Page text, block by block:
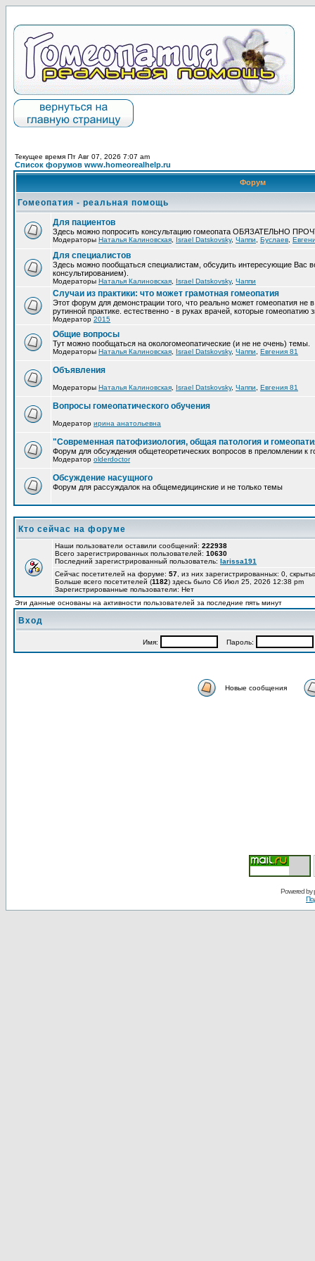
Текущее время Пт Авг 07, 2026 7:07 am
Список форумов www.homeorealhelp.ru
Форум
Гомеопатия - реальная помощь
Для пациентов
Здесь можно попросить консультацию гомеопата ОБЯЗАТЕЛЬНО
Модераторы Наталья Калиновская Israel Datskovsky, Чаппи Буслаев
Для специалистов
Здесь можно пообщаться специалистам, обсудить интересующие Вас
консультированием).
Модераторы Наталья Калиновская Israel Datskovsky, Чаппи
Случаи из практики: что может грамотная гомеопатия
Этот форум для демонстрации того, что реально может гомеопатия не
рутинной практике. естественно - в руках врачей, которые гомеопатию
Модератор 2015
Общие вопросы
Тут можно пообщаться на окологомеопатические (и не не очень) темы.
Модераторы Наталья Калиновская Israel Datskovsky, Чаппи Евгения 81
Объявления
Модераторы Наталья Калиновская Israel Datskovsky, Чаппи Евгения 81
Вопросы гомеопатического обучения
Модератор ирина анатольевна
"Современная патофизиология, общая патология и
Форум для обсуждения общетеоретических вопросов в преломлении к
Модератор olderdoctor
Обсуждение насущного
Форум для рассуждалок на общемедицинские и не только темы
Кто сейчас на форуме
Наши пользователи оставили сообщений: 222938
Всего зарегистрированных пользователей: 10630
Последний зарегистрированный пользователь: larissa191
Сейчас посетителей на форуме: 57 , из них зарегистрированных: 0,
Больше всего посетителей (1182) здесь было Сб Июл 25, 2026 12:38 pm
Зарегистрированные пользователи: Нет
Эти данные основаны на активности пользователей за последние пять минут
Вход
Имя: Пароль:
Новые сообщения
Powered by